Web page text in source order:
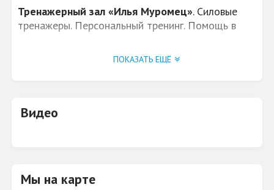
Тренажерный зал «Илья Муромец». Силовые
тренажеры. Персональный тренинг. Помощь в
Рекомендации по спортивному питанию.
Боксёрская груша. Настольный теннис.
ПОКАЗАТЬ ЕЩЁ
Видео
Мы на карте